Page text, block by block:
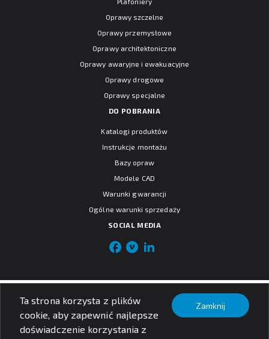
Ta strona korzysta z plików
cookie, aby zapewnić najlepsze
doświadczenie korzystania z
Zamknij
Oprawy szczelne
Oprawy przemysłowe
Oprawy architektoniczne
Oprawy awaryjne i ewakuacyjne
Oprawy drogowe
Oprawy specjalne
DO POBRANIA
Katalogi produktów
Instrukcje montażu
Bazy opraw
Modele CAD
Warunki gwarancji
Ogólne warunki sprzedaży
SOCIAL MEDIA
© PXF Lighting sp. z o.o.
Nota prawna
Polityka prywatności